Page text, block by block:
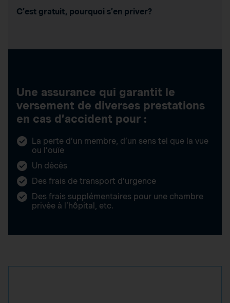
C’est gratuit, pourquoi s’en priver?
Une assurance qui garantit le
versement de diverses prestations
en cas d’accident pour :
La perte d’un membre, d’un sens tel que la vue
ou l’ouïe
Un décès
Des frais de transport d’urgence
Des frais supplémentaires pour une chambre
privée à l’hôpital, etc.